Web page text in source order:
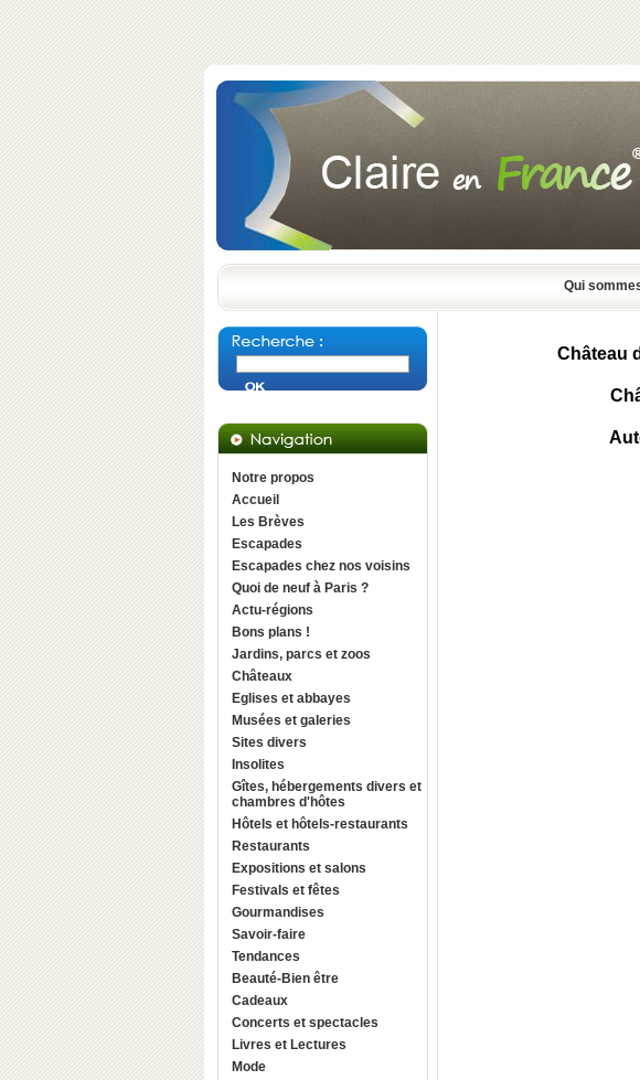
Qui
Notre propos
Accueil
Les Brèves
Escapades
Escapades chez nos voisins
Quoi de neuf à Paris ?
Actu-régions
Bons plans !
Jardins, parcs et zoos
Châteaux
Eglises et abbayes
Musées et galeries
Sites divers
Insolites
Gîtes, hébergements divers et
chambres d'hôtes
Hôtels et hôtels-restaurants
Restaurants
Expositions et salons
Festivals et fêtes
Gourmandises
Savoir-faire
Tendances
Beauté-Bien être
Cadeaux
Concerts et spectacles
Livres et Lectures
Mode
Château